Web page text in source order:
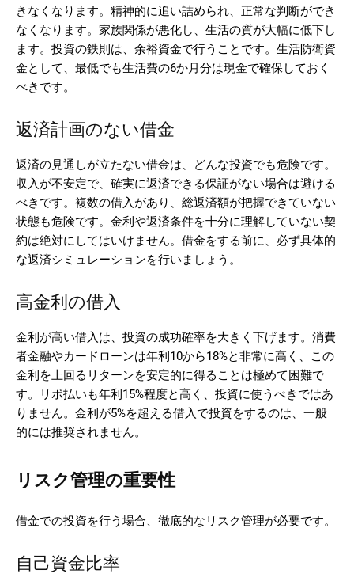
きなくなります。精神的に追い詰められ、正常な判断ができ
なくなります。家族関係が悪化し、生活の質が大幅に低下し
ます。投資の鉄則は、余裕資金で行うことです。生活防衛資
金として、最低でも生活費の6か月分は現金で確保しておく
べきです。
返済計画のない借金
返済の見通しが立たない借金は、どんな投資でも危険です。
収入が不安定で、確実に返済できる保証がない場合は避ける
べきです。複数の借入があり、総返済額が把握できていない
状態も危険です。金利や返済条件を十分に理解していない契
約は絶対にしてはいけません。借金をする前に、必ず具体的
な返済シミュレーションを行いましょう。
高金利の借入
金利が高い借入は、投資の成功確率を大きく下げます。消費
者金融やカードローンは年利10から18%と非常に高く、この
金利を上回るリターンを安定的に得ることは極めて困難で
す。リボ払いも年利15%程度と高く、投資に使うべきではあ
りません。金利が5%を超える借入で投資をするのは、一般
的には推奨されません。
リスク管理の重要性
借金での投資を行う場合、徹底的なリスク管理が必要です。
自己資金比率